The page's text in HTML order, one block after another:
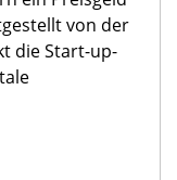
von der
die Start-up-